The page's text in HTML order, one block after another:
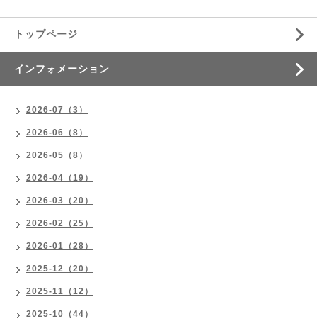
トップページ
インフォメーション
2026-07（3）
2026-06（8）
2026-05（8）
2026-04（19）
2026-03（20）
2026-02（25）
2026-01（28）
2025-12（20）
2025-11（12）
2025-10（44）